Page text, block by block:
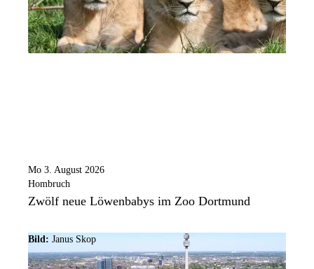
Mo 3. August 2026
Hombruch
Zwölf neue Löwenbabys im Zoo Dortmund
Bild: Janus Skop